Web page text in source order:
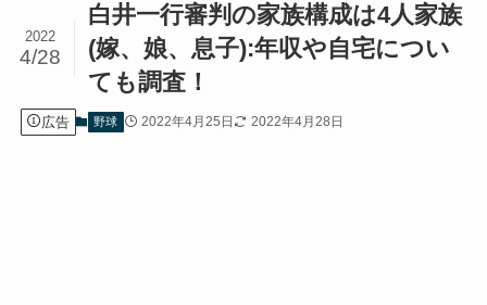
白井一行審判の家族構成は4人家族
(嫁、娘、息子):年収や自宅につい
ても調査！
2022
4/28
広告 野球 2022年4月25日 2022年4月28日